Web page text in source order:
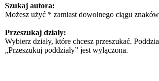
Szukaj autora:
Możesz użyć * zamiast dowolnego ciągu
Przeszukaj działy:
Wybierz działy, które chcesz przeszukać.
„Przeszukuj poddziały” jest wyłączona.